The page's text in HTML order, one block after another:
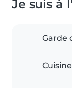
Je suis à
Garde
Cuisine